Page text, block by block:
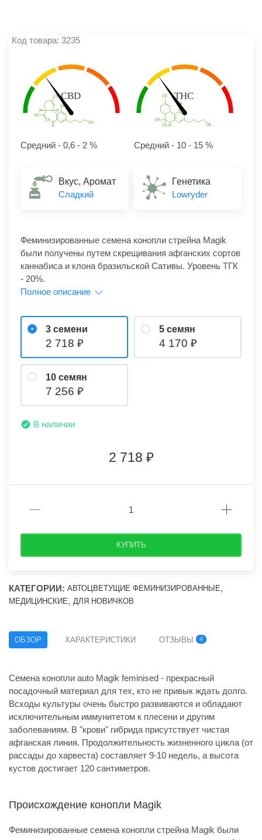
Код товара: 3235
Средний - 0,6 - 2 % Средний - 10 - 15 %
Вкус, Аромат
Сладкий
Генетика
Lowryder
Феминизированные семена конопли стрейна Magik
были получены путем скрещивания афганских сортов
каннабиса и клона бразильской Сативы. Уровень ТГК
- 20%.
Полное описание
3 семени
2 718
5 семян
4 170
10 семян
7 256
В наличии
2 718
КУПИТЬ
КАТЕГОРИИ: АВТОЦВЕТУЩИЕ ФЕМИНИЗИРОВАННЫЕ,
МЕДИЦИНСКИЕ, ДЛЯ НОВИЧКОВ
ОБЗОР ХАРАКТЕРИСТИКИ ОТЗЫВЫ 4
Семена конопли auto Magik feminised - прекрасный
посадочный материал для тех, кто не привык ждать долго.
Всходы культуры очень быстро развиваются и обладают
исключительным иммунитетом к плесени и другим
заболеваниям. В "крови" гибрида присутствует чистая
афганская линия. Продолжительность жизненного цикла (от
рассады до харвеста) составляет 9-10 недель, а высота
кустов достигает 120 сантиметров.
Происхождение конопли Magik
Феминизированные семена конопли стрейна Magik были